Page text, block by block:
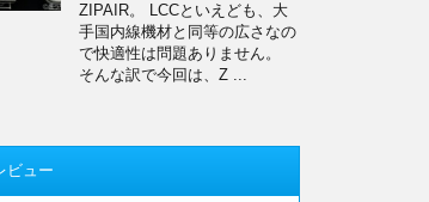
ZIPAIR。 LCCといえども、大
手国内線機材と同等の広さなの
で快適性は問題ありません。
そんな訳で今回は、Z ...
ビュー